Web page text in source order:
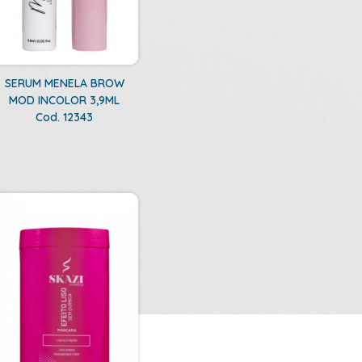
SERUM MENELA BROW
MOD INCOLOR 3,9ML
Cod. 12343